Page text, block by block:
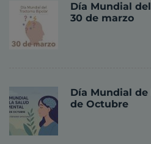
Día Mundial
30 de marzo
Día Mundial de
de Octubre